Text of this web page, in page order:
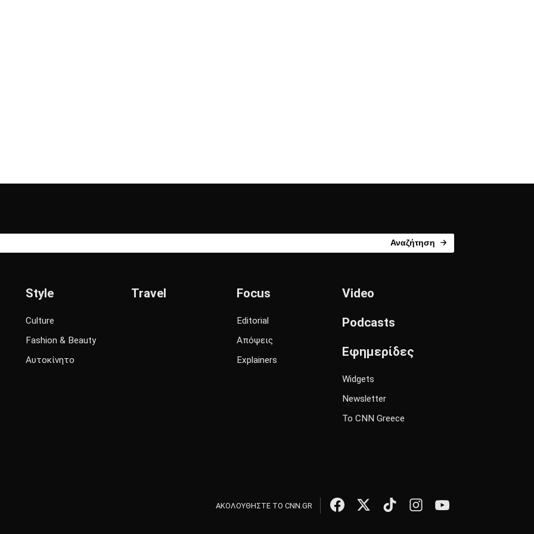
Αναζήτηση
Style
Culture
Fashion & Beauty
Αυτοκίνητο
Travel Focus
Editorial
Απόψεις
Explainers
Video
Podcasts
Εφημερίδες
Widgets
Newsletter
Το CNN Greece
ΑΚΟΛΟΥΘΗΣΤΕ ΤΟ CNN.GR